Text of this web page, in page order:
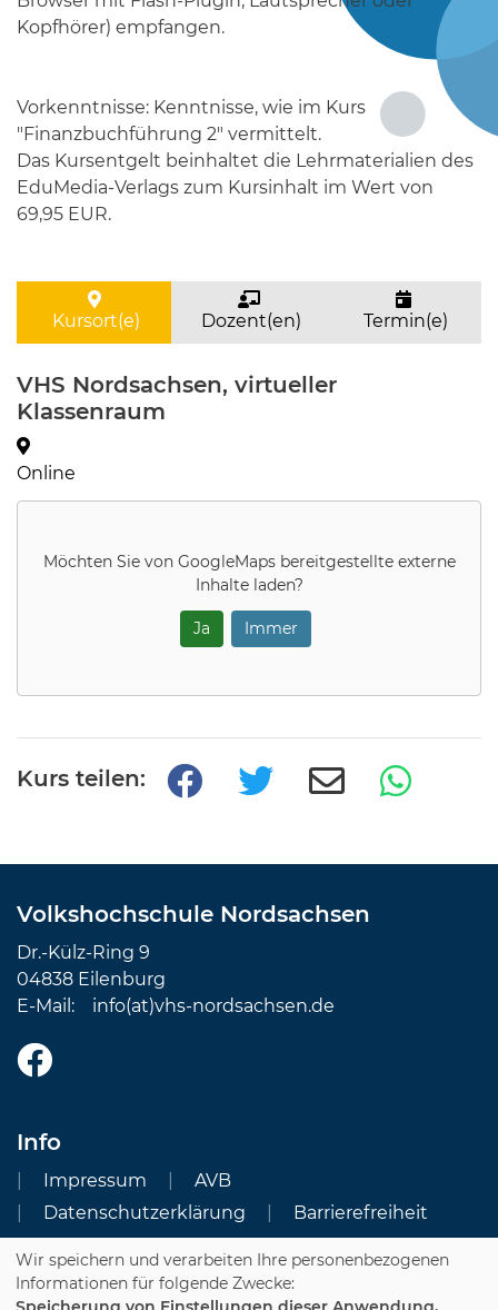
Kopfhörer) empfangen.
Vorkenntnisse: Kenntnisse, wie im Kurs
"Finanzbuchführung 2" vermittelt.
Das Kursentgelt beinhaltet die Lehrmaterialien des
EduMedia-Verlags zum Kursinhalt im Wert von
69,95 EUR.
Kursort(e) Dozent(en) Termin(e)
VHS Nordsachsen, virtueller
Klassenraum
Online
Möchten Sie von GoogleMapsbereitgestellte externe
Inhalte laden?
Ja Immer
Kurs teilen:
Volkshochschule Nordsachsen
Dr.-Külz-Ring 9
04838 Eilenburg
E-Mail: info(at)vhs-nordsachsen.de
Info
Impressum
AVB
Datenschutzerklärung
Barrierefreiheit
Cookie Einstellungen
Wir speichern und verarbeiten Ihre personenbezogenen
Informationen für folgende Zwecke: